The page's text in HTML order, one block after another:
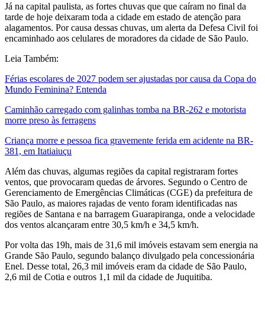
Já na capital paulista, as fortes chuvas que que caíram no final da
tarde de hoje deixaram toda a cidade em estado de atenção para
alagamentos. Por causa dessas chuvas, um alerta da Defesa Civil foi
encaminhado aos celulares de moradores da cidade de São Paulo.
Leia Também:
Férias escolares de 2027 podem ser ajustadas por causa da Copa do
Mundo Feminina? Entenda
Caminhão carregado com galinhas tomba na BR-262 e motorista
morre preso às ferragens
Criança morre e pessoa fica gravemente ferida em acidente na BR-
381, em Itatiaiuçu
Além das chuvas, algumas regiões da capital registraram fortes
ventos, que provocaram quedas de árvores. Segundo o Centro de
Gerenciamento de Emergências Climáticas (CGE) da prefeitura de
São Paulo, as maiores rajadas de vento foram identificadas nas
regiões de Santana e na barragem Guarapiranga, onde a velocidade
dos ventos alcançaram entre 30,5 km/h e 34,5 km/h.
Por volta das 19h, mais de 31,6 mil imóveis estavam sem energia na
Grande São Paulo, segundo balanço divulgado pela concessionária
Enel. Desse total, 26,3 mil imóveis eram da cidade de São Paulo,
2,6 mil de Cotia e outros 1,1 mil da cidade de Juquitiba.